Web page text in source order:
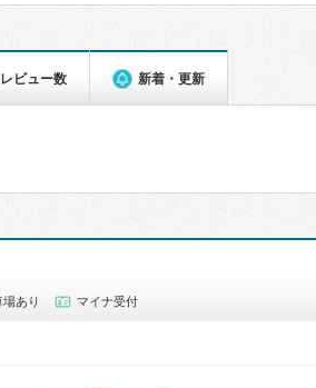
レビュー数 新着・更新
場あり マイナ受付